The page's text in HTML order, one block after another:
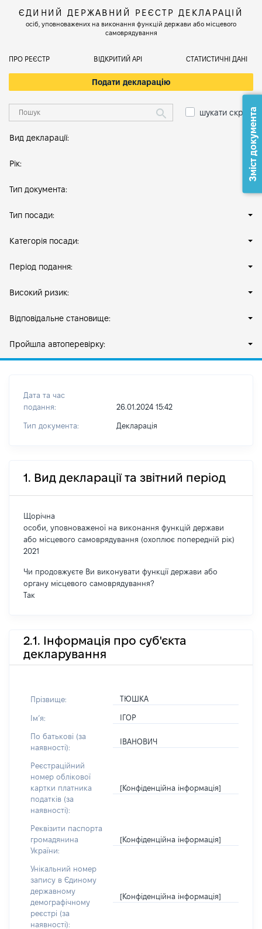
ЄДИНИЙ ДЕРЖАВНИЙ РЕЄСТР ДЕКЛАРАЦІЙ
осіб, уповноважених на виконання функцій держави або місцевого
самоврядування
ПРО РЕЄСТР ВІДКРИТИЙ АРІ СТАТИСТИЧНІ ДАНІ
Подати декларацію
шукати скрізь
Вид декларації:
Рік:
Тип документа:
Тип посади:
Категорія посади:
Період подання:
Високий ризик:
Відповідальне становище:
Пройшла автоперевірку:
Дата та час
подання:
26.01.2024 15:42
Тип документа: Декларація
1. Вид декларації та звітний період
Щорічна
особи, уповноваженої на виконання функцій держави
або місцевого самоврядування (охоплює попередній рік)
2021
Чи продовжуєте Ви виконувати функції держави або
органу місцевого самоврядування?
Так
2.1. Інформація про суб'єкта
декларування
Прізвище: ТЮШКА
Імʼя: ІГОР
По батькові (за
наявності):
ІВАНОВИЧ
Реєстраційний
номер облікової
картки платника
податків (за
наявності):
[Конфіденційна інформація]
Реквізити паспорта
громадянина
України:
[Конфіденційна інформація]
Унікальний номер
запису в Єдиному
державному
демографічному
реєстрі (за
наявності):
[Конфіденційна інформація]
Зміст документа